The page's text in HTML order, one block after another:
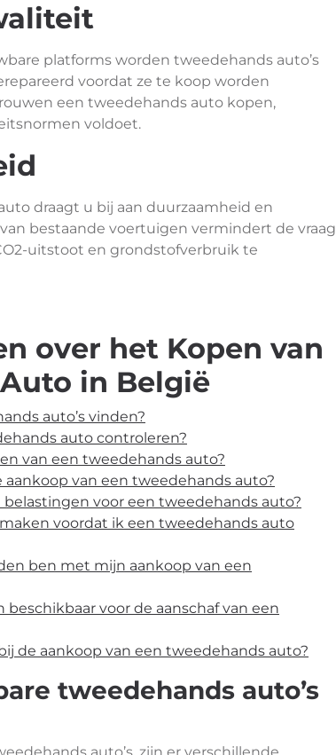
platforms worden tweedehands auto’s
voordat ze te koop worden
een tweedehands auto kopen,
voldoet.
draagt u bij aan duurzaamheid en
bestaande voertuigen vermindert de vraag
uitstoot en grondstofverbruik te
over het Kopen van
in België
auto’s vinden?
auto controleren?
van een tweedehands auto?
van een tweedehands auto?
voor een tweedehands auto?
voordat ik een tweedehands auto
ben met mijn aankoop van een
voor de aanschaf van een
de aankoop van een tweedehands auto?
tweedehands auto’s